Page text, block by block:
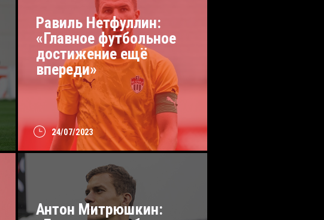
24/07/2023
Равиль Нетфуллин:
«Главное футбольное
достижение ещё
впереди»
Антон Митрюшкин: